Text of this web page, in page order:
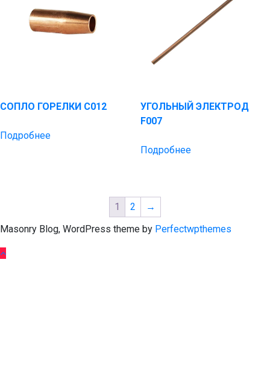
СОПЛО ГОРЕЛКИ C012
Подробнее
УГОЛЬНЫЙ ЭЛЕКТРОД
F007
Подробнее
1 2
→
Masonry Blog, WordPress theme by Perfectwpthemes